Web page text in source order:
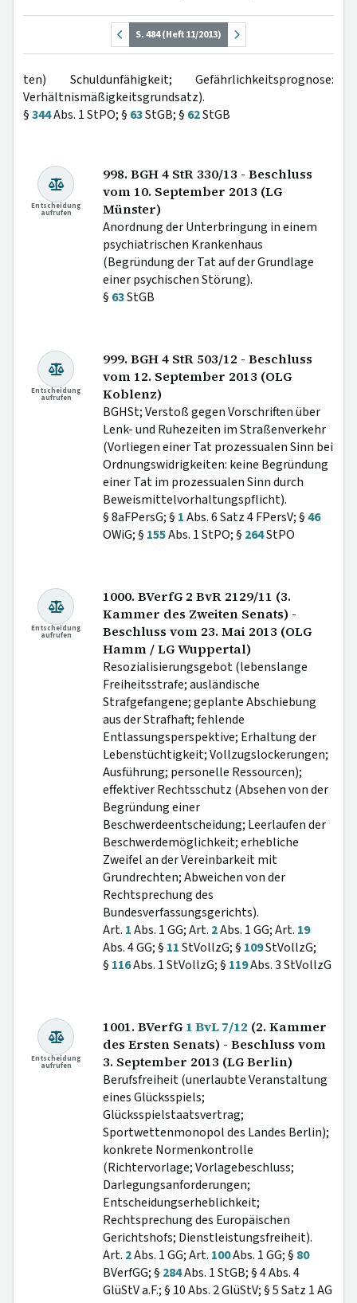
S. 484 (Heft 11/2013)
ten) Schuldunfähigkeit; Gefährlichkeitsprognose:
Verhältnismäßigkeitsgrundsatz).
§344Abs. 1 StPO; § 63StGB; § 62StGB
Entscheidung
aufrufen
998. BGH 4 StR 330/13 - Beschluss
vom 10. September 2013 (LG
Münster)
Anordnung der Unterbringung in einem
psychiatrischen Krankenhaus
(Begründung der Tat auf der Grundlage
einer psychischen Störung).
§ 63StGB
Entscheidung
aufrufen
999. BGH 4 StR 503/12 - Beschluss
vom 12. September 2013 (OLG
Koblenz)
BGHSt; Verstoß gegen Vorschriften über
Lenk- und Ruhezeiten im Straßenverkehr
(Vorliegen einer Tat prozessualen Sinn bei
Ordnungswidrigkeiten: keine Begründung
einer Tat im prozessualen Sinn durch
Beweismittelvorhaltungspflicht).
§ 8aFPersG; § 1Abs. 6 Satz 4 FPersV; §46
OWiG; § 155Abs. 1 StPO; § 264StPO
Entscheidung
aufrufen
1000. BVerfG 2 BvR 2129/11 (3.
Kammer des Zweiten Senats) -
Beschluss vom 23. Mai 2013 (OLG
Hamm / LG Wuppertal)
Resozialisierungsgebot (lebenslange
Freiheitsstrafe; ausländische
Strafgefangene; geplante Abschiebung
aus der Strafhaft; fehlende
Entlassungsperspektive; Erhaltung der
Lebenstüchtigkeit; Vollzugslockerungen;
Ausführung; personelle Ressourcen);
effektiver Rechtsschutz (Absehen von der
Begründung einer
Beschwerdeentscheidung; Leerlaufen der
Beschwerdemöglichkeit; erhebliche
Zweifel an der Vereinbarkeit mit
Grundrechten; Abweichen von der
Rechtsprechung des
Bundesverfassungsgerichts).
Art. 1Abs. 1 GG; Art. 2Abs. 1 GG; Art. 19
Abs. 4 GG; § 11StVollzG; § 109StVollzG;
§ 116Abs. 1 StVollzG; § 119Abs. 3 StVollzG
Entscheidung
aufrufen
1001. BVerfG 1 BvL 7/12 (2. Kammer
des Ersten Senats) - Beschluss vom
3. September 2013 (LG Berlin)
Berufsfreiheit (unerlaubte Veranstaltung
eines Glücksspiels;
Glücksspielstaatsvertrag;
Sportwettenmonopol des Landes Berlin);
konkrete Normenkontrolle
(Richtervorlage; Vorlagebeschluss;
Darlegungsanforderungen;
Entscheidungserheblichkeit;
Rechtsprechung des Europäischen
Gerichtshofs; Dienstleistungsfreiheit).
Art. 2Abs. 1 GG; Art. 100Abs. 1 GG; § 80
BVerfGG; § 284Abs. 1 StGB; § 4 Abs. 4
GlüStV a.F.; § 10 Abs. 2 GlüStV; § 5 Satz 1 AG